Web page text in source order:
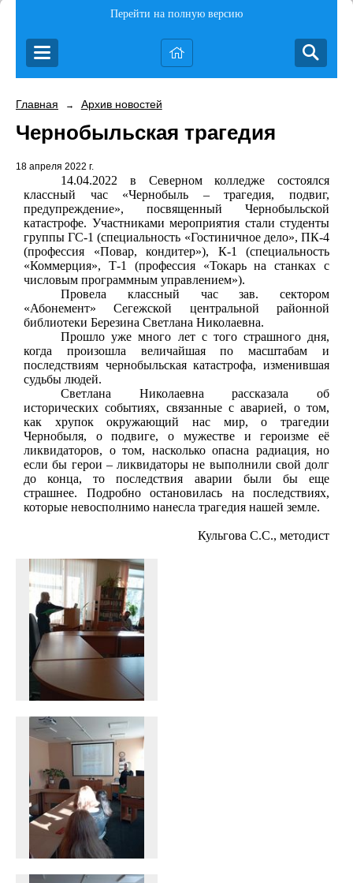
Перейти на полную версию
Главная → Архив новостей
Чернобыльская трагедия
18 апреля 2022 г.
14.04.2022 в Северном колледже состоялся
классный час «Чернобыль – трагедия, подвиг,
предупреждение», посвященный Чернобыльской
катастрофе. Участниками мероприятия стали студенты
группы ГС-1 (специальность «Гостиничное дело», ПК-4
(профессия «Повар, кондитер»), К-1 (специальность
«Коммерция», Т-1 (профессия «Токарь на станках с
числовым программным управлением»).
Провела классный час зав. сектором
«Абонемент» Сегежской центральной районной
библиотеки Березина Светлана Николаевна.
Прошло уже много лет с того страшного дня,
когда произошла величайшая по масштабам и
последствиям чернобыльская катастрофа, изменившая
судьбы людей.
Светлана Николаевна рассказала об
исторических событиях, связанные с аварией, о том,
как хрупок окружающий нас мир, о трагедии
Чернобыля, о подвиге, о мужестве и героизме её
ликвидаторов, о том, насколько опасна радиация, но
если бы герои – ликвидаторы не выполнили свой долг
до конца, то последствия аварии были бы еще
страшнее. Подробно остановилась на последствиях,
которые невосполнимо нанесла трагедия нашей земле.
Кульгова С.С., методист